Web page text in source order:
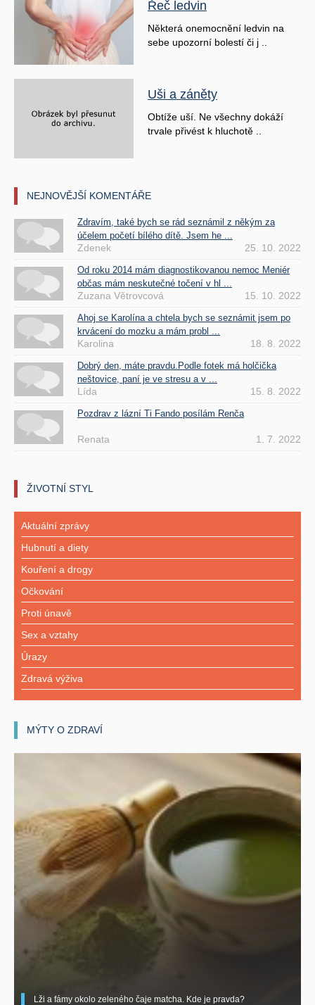
Řeč ledvin
Některá onemocnění ledvin na
sebe upozorní bolestí či j ..
Uši a záněty
Obtíže uší. Ne všechny dokáží
trvale přivést k hluchotě ..
NEJNOVĚJŠÍ KOMENTÁŘE
Zdravím, také bych se rád seznámil z někým za
účelem početí bílého dítě. Jsem he ...
Zdenek 25. 10. 2022
Od roku 2014 mám diagnostikovanou nemoc Meniér
občas mám neskutečné točení v hl ...
Zuzana Větrovcová 15. 10. 2022
Ahoj se Karolína a chtela bych se seznámit jsem po
krvácení do mozku a mám probl ...
Karolina 18. 8. 2022
Dobrý den, máte pravdu.Podle fotek má holčička
neštovice, paní je ve stresu a v ...
Lída 15. 8. 2022
Pozdrav z lázní Ti Fando posílám Renča
Renata 1. 7. 2022
ŽIVOTNÍ STYL
Aktuální zprávy
Hubnutí a diety
Kouření a drogy
Očkování
Proti únavě
Sex a vztahy
Úrazy
Zdravá výživa
MÝTY O ZDRAVÍ
Lži a fámy okolo zeleného čaje matcha. Kde je pravda?